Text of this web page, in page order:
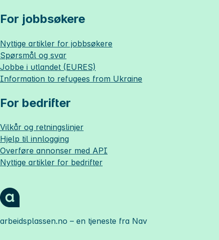
For jobbsøkere
Nyttige artikler for jobbsøkere
Spørsmål og svar
Jobbe i utlandet (EURES)
Information to refugees from Ukraine
For bedrifter
Vilkår og retningslinjer
Hjelp til innlogging
Overføre annonser med API
Nyttige artikler for bedrifter
arbeidsplassen.no – en tjeneste fra Nav